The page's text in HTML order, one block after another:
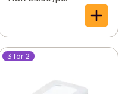
3 for 2